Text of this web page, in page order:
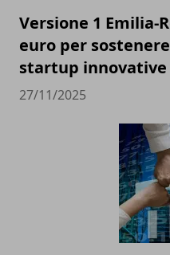
Versione 1 Emilia-
euro per
startup innovative
27/11/2025